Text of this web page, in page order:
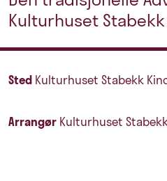
Kulturhuset Stabekk
Sted Kulturhuset Stabekk
Arrangør Kulturhuset